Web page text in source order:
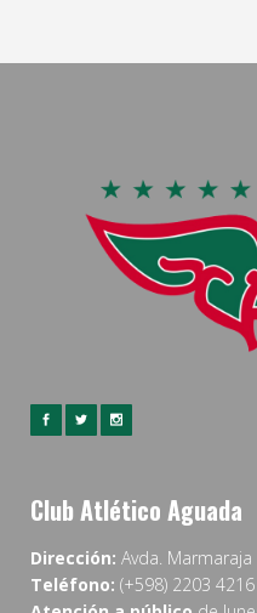
Club Atlético Aguada
Dirección: Avda.
Teléfono: (+598) 2203 4216